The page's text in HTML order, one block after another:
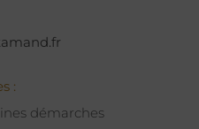
:
démarches